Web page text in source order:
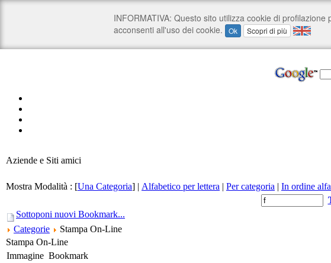
Aziende e Siti amici
Mostra Modalità : [Una Categoria] | Alfabetico per lettera | Per categoria | In ordine
Sottoponi nuovi Bookmark...
Categorie
Stampa On-Line
Stampa On-Line
Immagine Bookmark